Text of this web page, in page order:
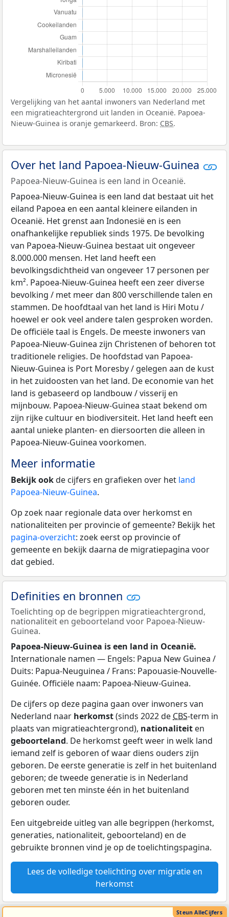
Vergelijking van het aantal inwoners van Nederland met
een migratieachtergrond uit landen in Oceanië. Papoea-
Nieuw-Guinea is oranje gemarkeerd. Bron: CBS.
Over het land Papoea-Nieuw-Guinea
Papoea-Nieuw-Guinea is een land in Oceanië.
Papoea-Nieuw-Guinea is een land dat bestaat uit het
eiland Papoea en een aantal kleinere eilanden in
Oceanië. Het grenst aan Indonesië en is een
onafhankelijke republiek sinds 1975. De bevolking
van Papoea-Nieuw-Guinea bestaat uit ongeveer
8.000.000 mensen. Het land heeft een
bevolkingsdichtheid van ongeveer 17 personen per
km². Papoea-Nieuw-Guinea heeft een zeer diverse
bevolking / met meer dan 800 verschillende talen en
stammen. De hoofdtaal van het land is Hiri Motu /
hoewel er ook veel andere talen gesproken worden.
De officiële taal is Engels. De meeste inwoners van
Papoea-Nieuw-Guinea zijn Christenen of behoren tot
traditionele religies. De hoofdstad van Papoea-
Nieuw-Guinea is Port Moresby / gelegen aan de kust
in het zuidoosten van het land. De economie van het
land is gebaseerd op landbouw / visserij en
mijnbouw. Papoea-Nieuw-Guinea staat bekend om
zijn rijke cultuur en biodiversiteit. Het land heeft een
aantal unieke planten- en diersoorten die alleen in
Papoea-Nieuw-Guinea voorkomen.
Meer informatie
Bekijk ookde cijfers en grafieken over het land
Papoea-Nieuw-Guinea.
Op zoek naar regionale data over herkomst en
nationaliteiten per provincie of gemeente? Bekijk het
pagina-overzicht: zoek eerst op provincie of
gemeente en bekijk daarna de migratiepagina voor
dat gebied.
Definities en bronnen
Toelichting op de begrippen migratieachtergrond,
nationaliteit en geboorteland voor Papoea-Nieuw-
Guinea.
Papoea-Nieuw-Guinea is een land in Oceanië.
Internationale namen — Engels: Papua New Guinea /
Duits: Papua-Neuguinea / Frans: Papouasie-Nouvelle-
Guinée. Officiële naam: Papoea-Nieuw-Guinea.
De cijfers op deze pagina gaan over inwoners van
Nederland naar herkomst(sinds 2022 de CBS-term in
plaats van migratieachtergrond), nationaliteit en
geboorteland. De herkomst geeft weer in welk land
iemand zelf is geboren of waar diens ouders zijn
geboren. De eerste generatie is zelf in het buitenland
geboren; de tweede generatie is in Nederland
geboren met ten minste één in het buitenland
geboren ouder.
Een uitgebreide uitleg van alle begrippen (herkomst,
generaties, nationaliteit, geboorteland) en de
gebruikte bronnen vind je op de toelichtingspagina.
Lees de volledige toelichting over migratie en
herkomst